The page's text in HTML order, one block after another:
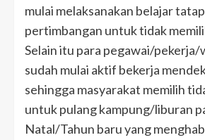
mulai melaksanakan belajar
pertimbangan untuk tidak
Selain itu para pegawai/pekerja/
sudah mulai aktif bekerja
sehingga masyarakat memilih
untuk pulang kampung/liburan
Natal/Tahun baru yang